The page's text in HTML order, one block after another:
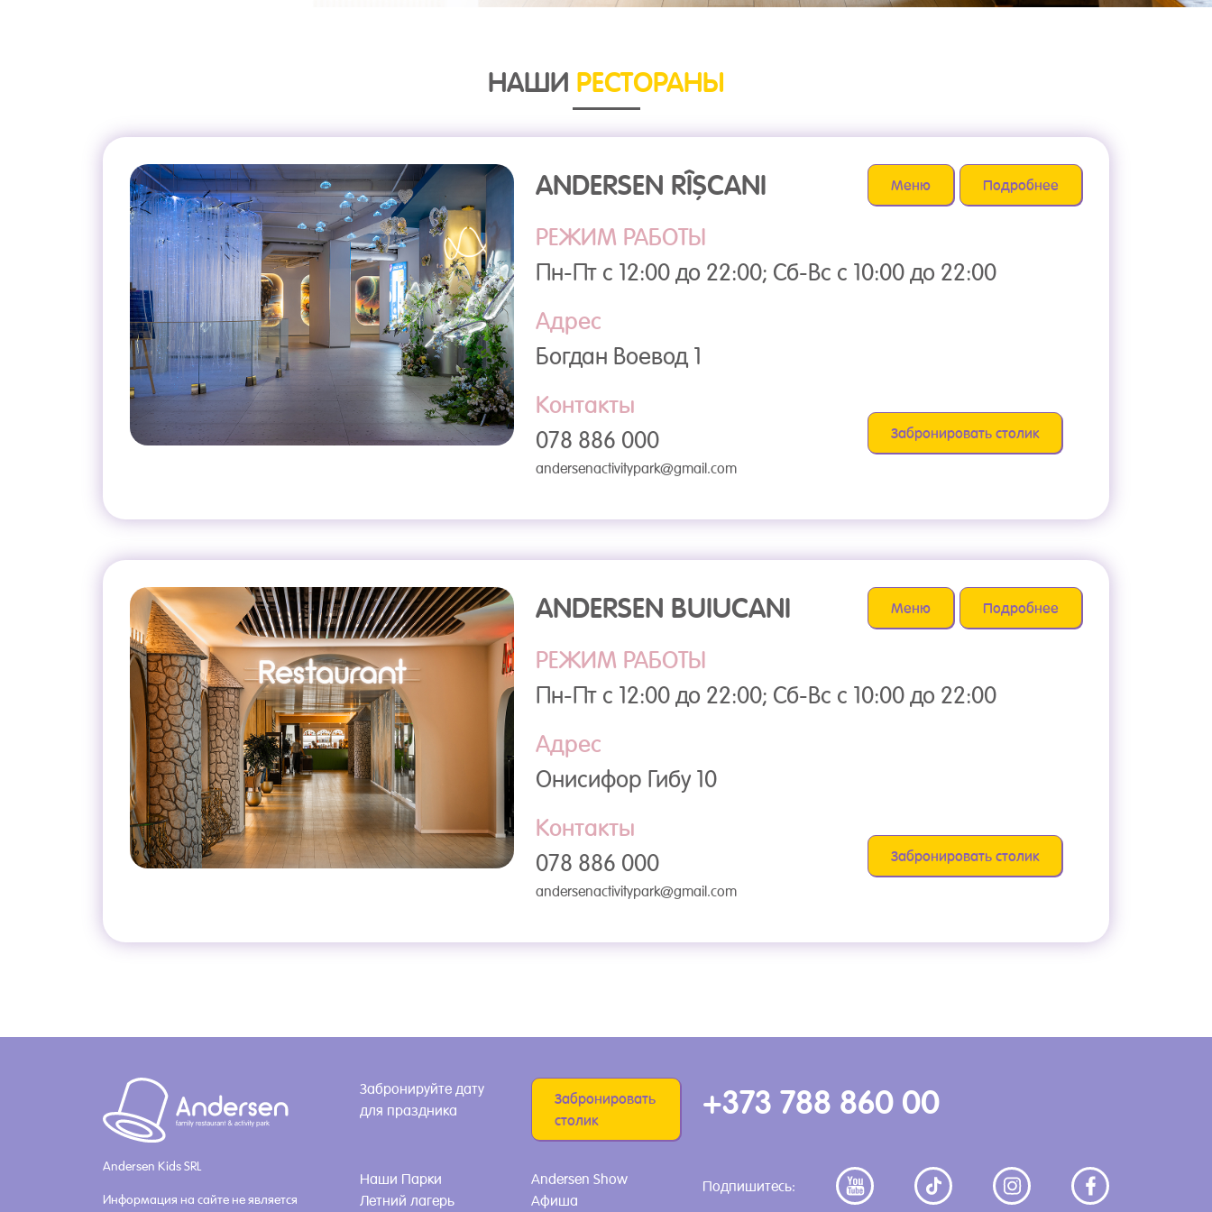
НАШИ РЕСТОРАНЫ
ANDERSEN RÎȘCANI Меню Подробнее
РЕЖИМ РАБОТЫ
Пн-Пт с 12:00 до 22:00; Сб-Вс с 10:00 до 22:00
Адрес
Богдан Воевод 1
Контакты
078 886 000
andersenactivitypark@gmail.com
Забронировать столик
ANDERSEN BUIUCANI Меню Подробнее
РЕЖИМ РАБОТЫ
Пн-Пт с 12:00 до 22:00; Сб-Вс с 10:00 до 22:00
Адрес
Онисифор Гибу 10
Контакты
078 886 000
andersenactivitypark@gmail.com
Забронировать столик
Andersen Kids SRL
Информация на сайте не является
Забронируйте дату
для праздника
Забронировать
столик
Наши Парки
Летний лагерь
Andersen Show
Афиша
+373 788 860 00
Подпишитесь: